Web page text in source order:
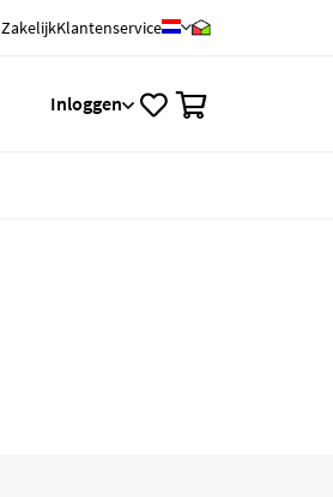
ZakelijkKlantenservice
Inloggen